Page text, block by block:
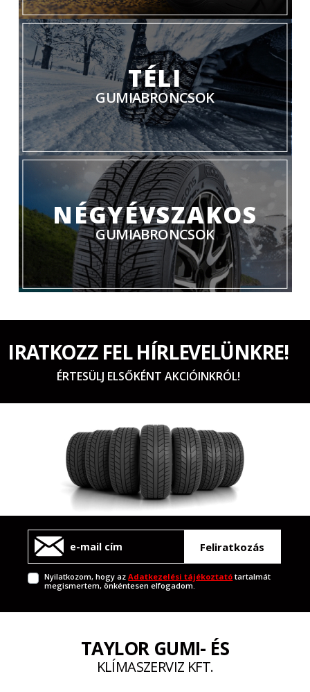
TÉLI
GUMIABRONCSOK
NÉGYÉVSZAKOS
GUMIABRONCSOK
IRATKOZZ FEL HÍRLEVELÜNKRE!
ÉRTESÜLJ ELSŐKÉNT AKCIÓINKRÓL!
Feliratkozás
Nyilatkozom, hogy azAdatkezelési tájékoztató tartalmát
megismertem, önkéntesen elfogadom.
TAYLOR GUMI- ÉS
KLÍMASZERVIZ KFT.